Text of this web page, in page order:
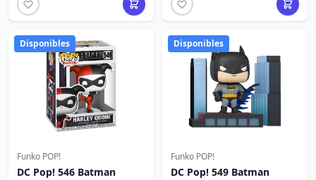
Disponibles
Funko POP!
DC Pop! 546 Batman
Disponibles
Funko POP!
DC Pop! 549 Batman